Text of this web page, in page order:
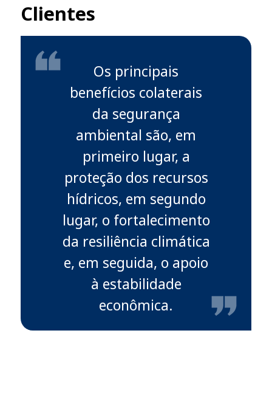
Clientes
Os principais
benefícios colaterais
da segurança
ambiental são, em
primeiro lugar, a
proteção dos recursos
hídricos, em segundo
lugar, o fortalecimento
da resiliência climática
e, em seguida, o apoio
à estabilidade
econômica.